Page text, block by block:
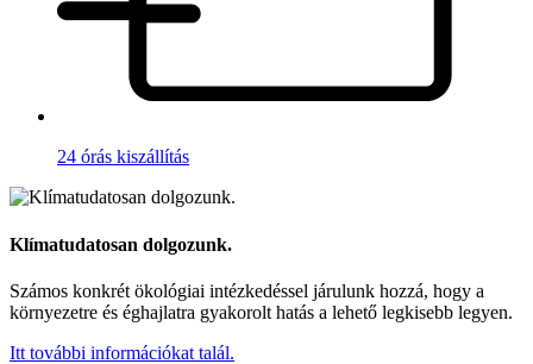
24 órás kiszállítás
Klímatudatosan dolgozunk.
Számos konkrét ökológiai intézkedéssel járulunk hozzá, hogy a
környezetre és éghajlatra gyakorolt hatás a lehető legkisebb legyen.
Itt további információkat talál.